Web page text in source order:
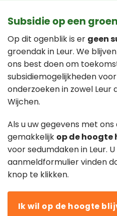
Subsidie op een
Op dit ogenblik is er geen
groendak in Leur. We
ons best doen om
subsidiemogelijkheden
onderzoeken in zowel Leur
Wijchen.
Als u uw gegevens met
gemakkelijk op de hoogte
voor sedumdaken in Leur.
aanmeldformulier vinden
knop te klikken.
Ik wil op de hoogte